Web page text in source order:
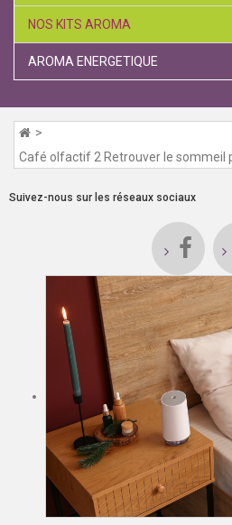
NOS KITS AROMA
AROMA ENERGETIQUE
Café olfactif 2 Retrouver le sommeil
Suivez-nous sur les réseaux sociaux